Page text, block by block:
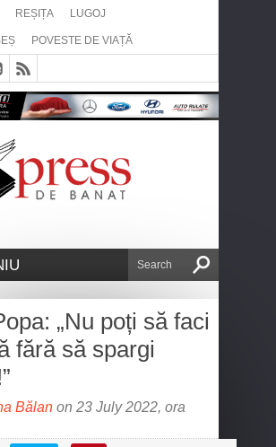
REȘIȚA LUGOJ
POVESTE DE VIAȚĂ
„Nu poți să faci
fără să spargi
Bălan on 23 July 2022, ora